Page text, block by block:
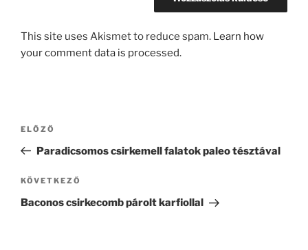
This site uses Akismet to reduce spam. Learn how
your comment data is processed.
Bejegyzés
Korábbi
bejegyzés
ELŐZŐ
Paradicsomos csirkemell falatok paleo tésztával
Következő
bejegyzés
KÖVETKEZŐ
Baconos csirkecomb párolt karfiollal